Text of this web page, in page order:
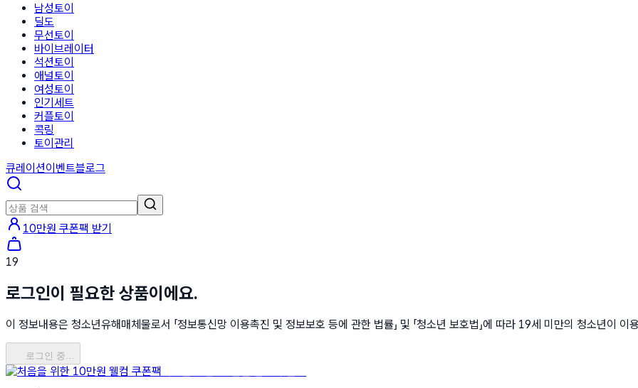
남성토이
딜도
무선토이
바이브레이터
석션토이
애널토이
여성토이
인기세트
커플토이
콕링
토이관리
큐레이션이벤트블로그
10만원 쿠폰팩 받기
19
로그인이 필요한 상품이에요.
이 정보내용은 청소년유해매체물로서 「정보통신망 이용촉진 및 정보보호 등에 관한 법률」 및 「청소년 보호법」에 따라 19세 미만의 청소년이 이
로그인 중…